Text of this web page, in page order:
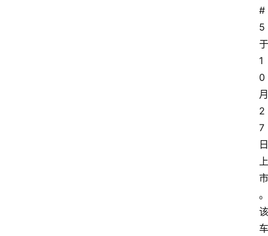
#
5
于
1
0
月
2
7
日
上
市
。
该
车